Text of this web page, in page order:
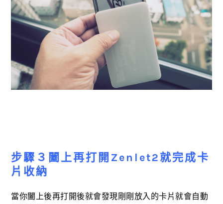
步驟３闔上再打開Zenlet2就完成卡
片收納
當你闔上後再打開後就會發現剛剛放入的卡片就會自動